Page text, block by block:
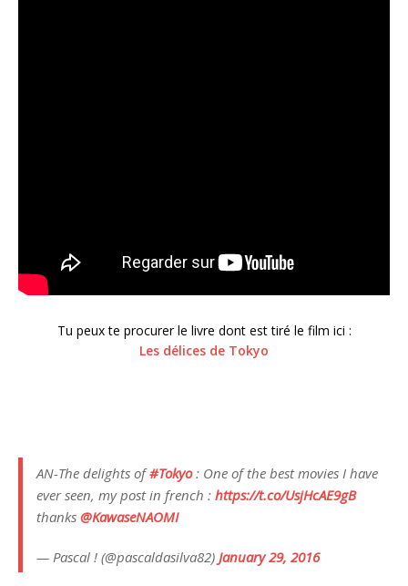
Tu peux te procurer le livre dont est tiré le film ici :
Les délices de Tokyo
AN-The delights of#Tokyo: One of the best movies I have
ever seen, my post in french : https://t.co/UsjHcAE9gB
thanks @KawaseNAOMI
— Pascal ! (@pascaldasilva82) January 29, 2016